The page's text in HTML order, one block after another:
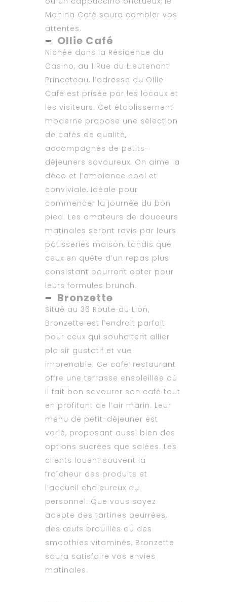
Mahina Café saura combler vos
attentes.​
– Ollie Café
Nichée dans la Résidence du
Casino, au 1 Rue du Lieutenant
Princeteau, l’adresse du Ollie
Café est prisée par les locaux et
les visiteurs. Cet établissement
moderne propose une sélection
de cafés de qualité,
accompagnés de petits-
déjeuners savoureux. On aime la
déco et l’ambiance cool et
conviviale, idéale pour
commencer la journée du bon
pied. Les amateurs de douceurs
matinales seront ravis par leurs
pâtisseries maison, tandis que
ceux en quête d’un repas plus
consistant pourront opter pour
leurs formules brunch.​
– Bronzette
Situé au 36 Route du Lion,
Bronzette est l’endroit parfait
pour ceux qui souhaitent allier
plaisir gustatif et vue
imprenable. Ce café-restaurant
offre une terrasse ensoleillée où
il fait bon savourer son café tout
en profitant de l’air marin. Leur
menu de petit-déjeuner est
varié, proposant aussi bien des
options sucrées que salées. Les
clients louent souvent la
fraîcheur des produits et
l’accueil chaleureux du
personnel. Que vous soyez
adepte des tartines beurrées,
des œufs brouillés ou des
smoothies vitaminés, Bronzette
saura satisfaire vos envies
matinales.